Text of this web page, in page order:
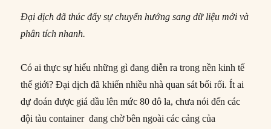
Đại dịch đã thúc đẩy sự chuyển hướng sang dữ liệu mới và
phân tích nhanh.
Có ai thực sự hiểu những gì đang diễn ra trong nền kinh tế
thế giới? Đại dịch đã khiến nhiều nhà quan sát bối rối. Ít ai
dự đoán được giá dầu lên mức 80 đô la, chưa nói đến các
đội tàu container đang chờ bên ngoài các cảng của